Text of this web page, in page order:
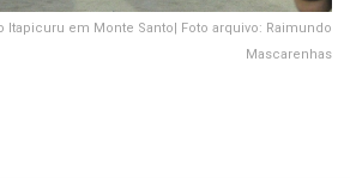
Itapicuru em Monte Santo| Foto arquivo: Raimundo
Mascarenhas